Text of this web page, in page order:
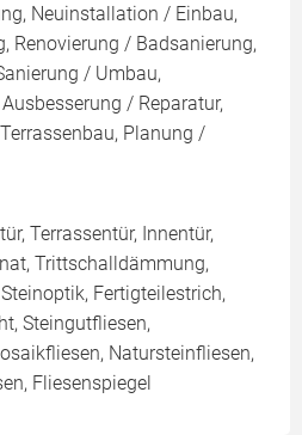
Neuinstallation / Einbau,
Renovierung / Badsanierung,
/ Umbau,
/ Reparatur,
Planung /
Terrassentür, Innentür,
Trittschalldämmung,
Fertigteilestrich,
Steingutfliesen,
Natursteinfliesen,
Fliesenspiegel